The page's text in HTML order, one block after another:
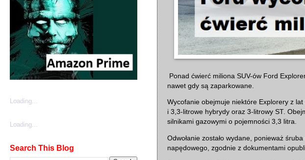
Ponad ćwierć miliona SUV-ów Ford
nawet gdy są zaparkowane.
Wycofanie obejmuje niektóre Explorery z
i 3,3-litrowe hybrydy oraz 3-litrowy ST.
silnikami gazowymi o pojemności 3,3 litra.
Odwołanie zostało wydane, ponieważ
napędowego, zgodnie z dokumentami
Loading...
Loading...
Search This Blog